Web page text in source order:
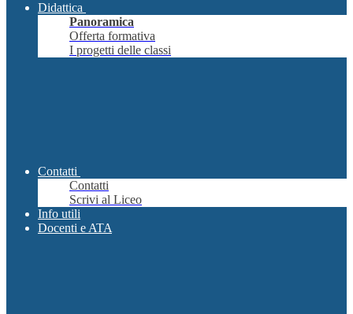
Didattica
Panoramica
Offerta formativa
I progetti delle classi
Contatti
Contatti
Scrivi al Liceo
Info utili
Docenti e ATA